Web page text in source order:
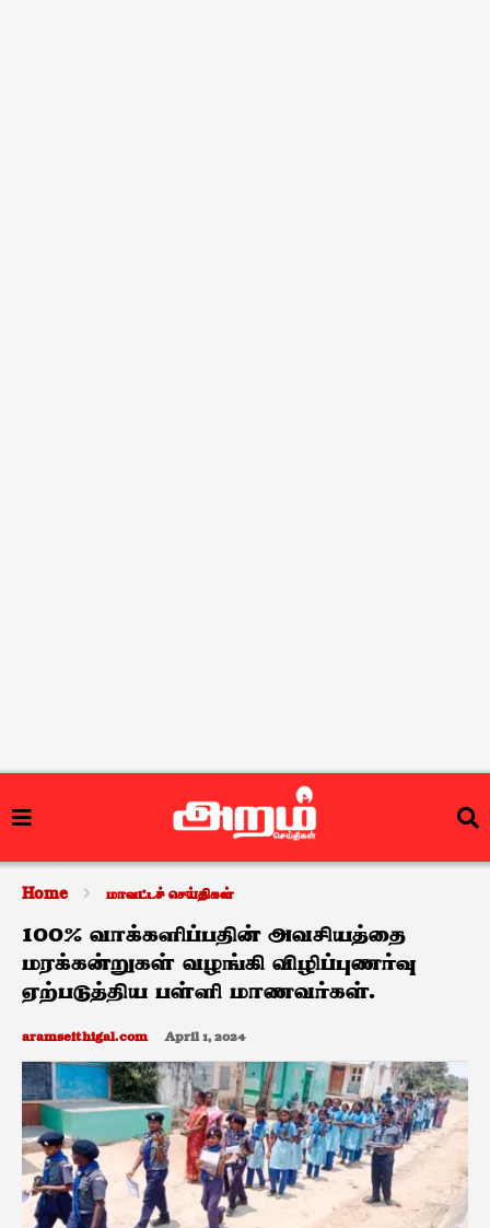
Home மாவட்டச் செய்திகள்
100% வாக்களிப்பதின் அவசியத்தை
மரக்கன்றுகள் வழங்கி விழிப்புணர்வு
ஏற்படுத்திய பள்ளி மாணவர்கள்.
aramseithigal.com April 1, 2024